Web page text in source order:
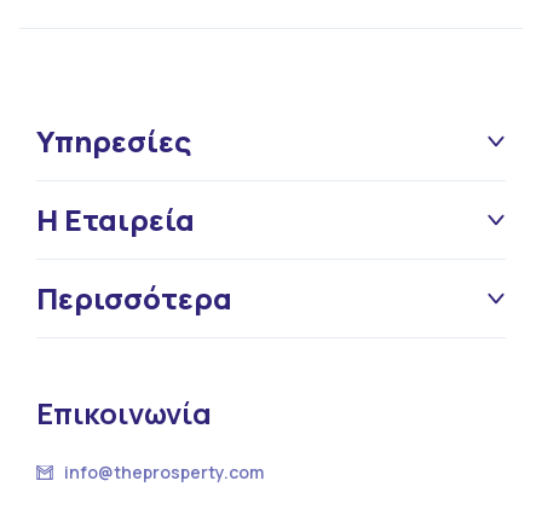
Υπηρεσίες
Η Εταιρεία
Περισσότερα
Επικοινωνία
info@theprosperty.com